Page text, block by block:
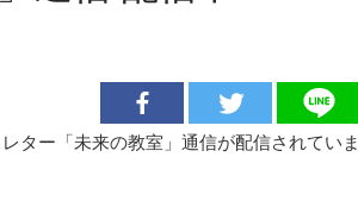
ター「未来の教室」通信が配信されていま